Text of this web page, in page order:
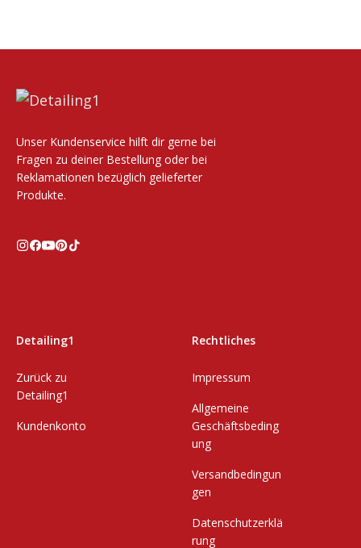
Unser Kundenservice hilft dir gerne bei
Fragen zu deiner Bestellung oder bei
Reklamationen bezüglich gelieferter
Produkte.
Detailing1
Zurück zu
Detailing1
Kundenkonto
Rechtliches
Impressum
Allgemeine
Geschäftsbeding
ung
Versandbedingun
gen
Datenschutzerklä
rung